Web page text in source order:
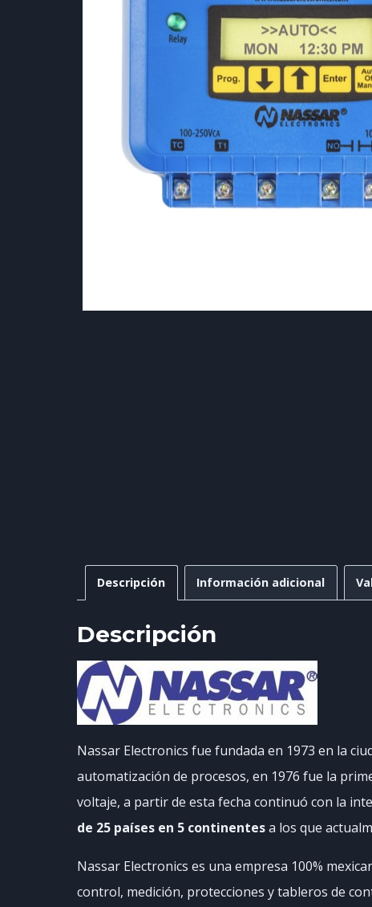
Descripción Información adicional
Descripción
Nassar Electronics fue fundada en 1973 en la
automatización de procesos, en 1976 fue la
voltaje, a partir de esta fecha continuó con la
de 25 países en 5 continentesa los que
Nassar Electronics es una empresa 100%
control, medición, protecciones y tableros de